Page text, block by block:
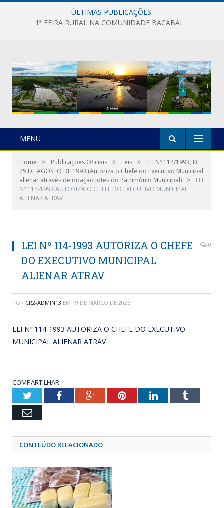
ÚLTIMAS PUBLICAÇÕES:
1ª FEIRA RURAL NA COMUNIDADE BACABAL
MENU
Home » Publicações Oficiais » Leis »
LEI Nº 114/1993, DE
25 DE AGOSTO DE 1993 (Autoriza o Chefe do Executivo Municipal
alienar através de doação lotes do Patrimônio Municipal) »
LEI
Nº 114-1993 AUTORIZA O CHEFE DO EXECUTIVO MUNICIPAL
ALIENAR ATRAV
LEI Nº 114-1993 AUTORIZA O CHEFE
DO EXECUTIVO MUNICIPAL
ALIENAR ATRAV
0
POR CR2-ADMIN13 EM 19 DE MARÇO DE 2025
LEI Nº 114-1993 AUTORIZA O CHEFE DO EXECUTIVO
MUNICIPAL ALIENAR ATRAV
COMPARTILHAR:
TwitterFacebookGoogle+PinterestLinkedInTumblr
Email
CONTEÚDO RELACIONADO